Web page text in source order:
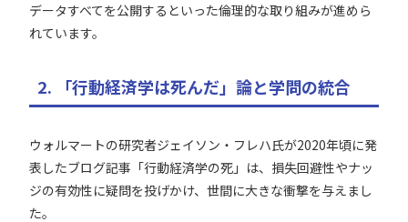
データすべてを公開するといった倫理的な取り組みが進めら
れています。
2. 「行動経済学は死んだ」論と学問の統合
ウォルマートの研究者ジェイソン・フレハ氏が2020年頃に発
表したブログ記事「行動経済学の死」は、損失回避性やナッ
ジの有効性に疑問を投げかけ、世間に大きな衝撃を与えまし
た。